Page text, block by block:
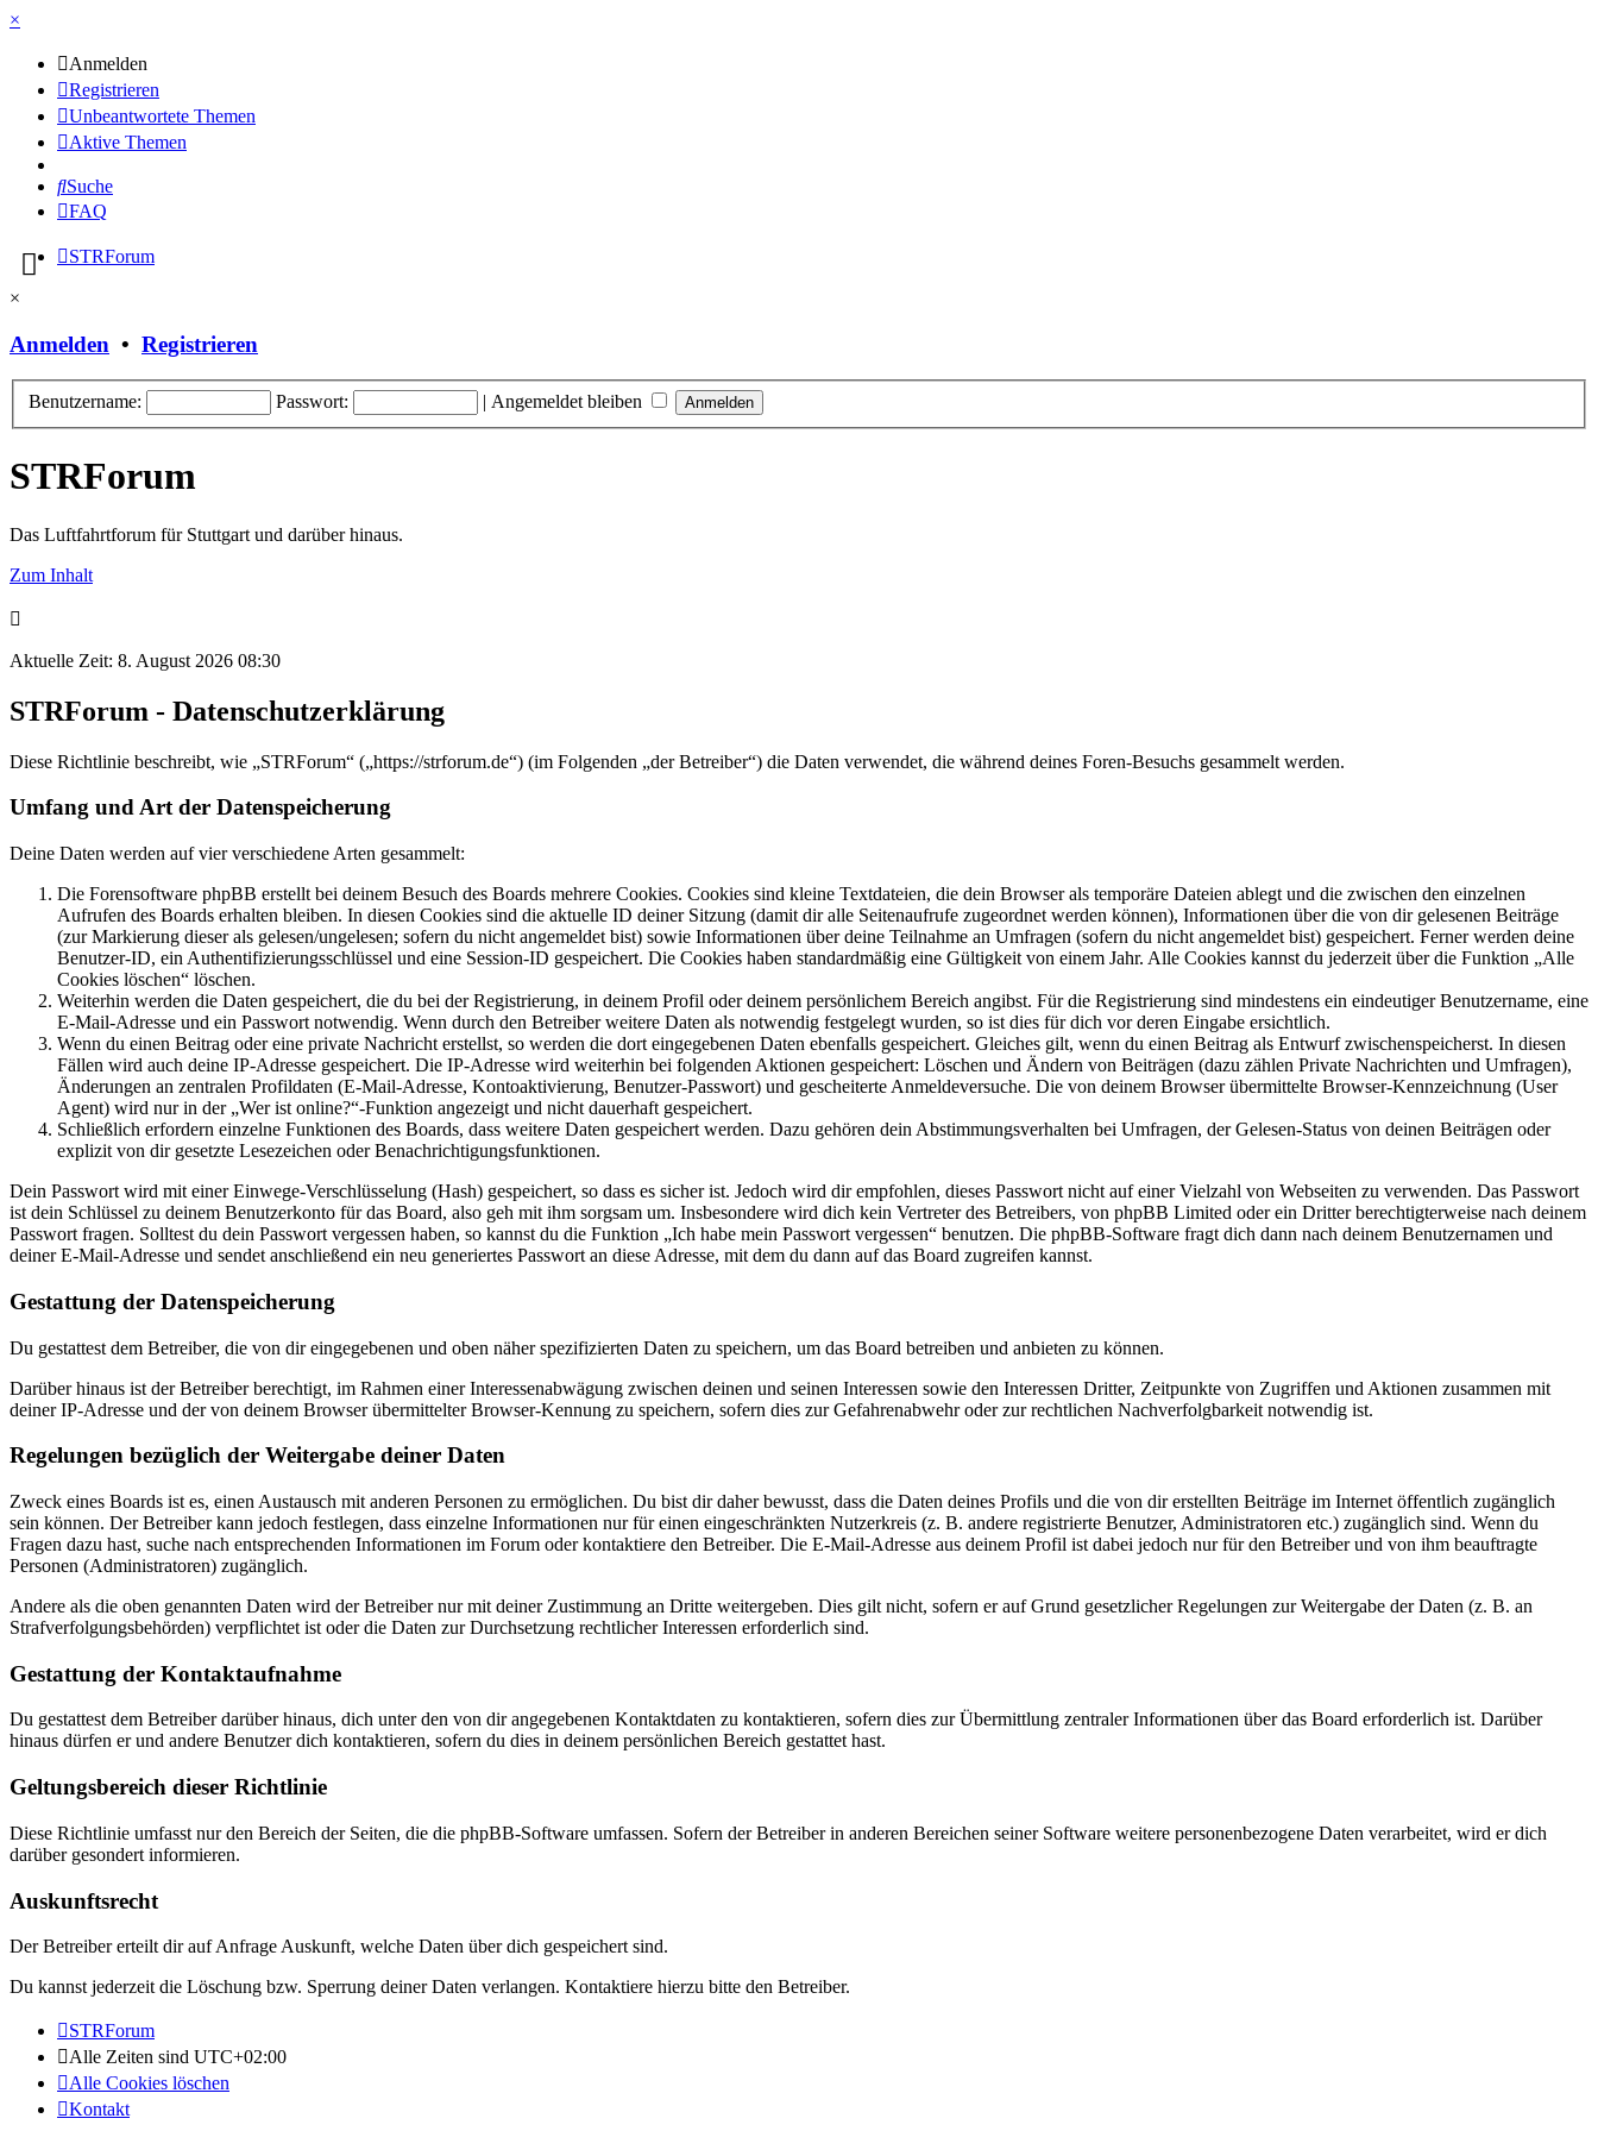
×
Anmelden
Registrieren
Unbeantwortete Themen
Aktive Themen
Suche
FAQ
STRForum
×
Anmelden • Registrieren
Benutzername: Passwort: | Angemeldet bleiben
STRForum
Das Luftfahrtforum für Stuttgart und darüber hinaus.
Zum Inhalt
Aktuelle Zeit: 8. August 2026 08:30
STRForum - Datenschutzerklärung
Diese Richtlinie beschreibt, wie „STRForum“ („https://strforum.de“) (im Folgenden „der Betreiber“) die Daten verwendet, die während deines Foren-Besuchs gesammelt werden.
Umfang und Art der Datenspeicherung
Deine Daten werden auf vier verschiedene Arten gesammelt:
Die Forensoftware phpBB erstellt bei deinem Besuch des Boards mehrere Cookies. Cookies sind kleine Textdateien, die dein Browser als temporäre Dateien ablegt und die zwischen den einzelnen
Aufrufen des Boards erhalten bleiben. In diesen Cookies sind die aktuelle ID deiner Sitzung (damit dir alle Seitenaufrufe zugeordnet werden können), Informationen über die von dir gelesenen Beiträge
(zur Markierung dieser als gelesen/ungelesen; sofern du nicht angemeldet bist) sowie Informationen über deine Teilnahme an Umfragen (sofern du nicht angemeldet bist) gespeichert. Ferner werden deine
Benutzer-ID, ein Authentifizierungsschlüssel und eine Session-ID gespeichert. Die Cookies haben standardmäßig eine Gültigkeit von einem Jahr. Alle Cookies kannst du jederzeit über die Funktion „Alle
Cookies löschen“ löschen.
Weiterhin werden die Daten gespeichert, die du bei der Registrierung, in deinem Profil oder deinem persönlichem Bereich angibst. Für die Registrierung sind mindestens ein eindeutiger Benutzername, eine
E-Mail-Adresse und ein Passwort notwendig. Wenn durch den Betreiber weitere Daten als notwendig festgelegt wurden, so ist dies für dich vor deren Eingabe ersichtlich.
Wenn du einen Beitrag oder eine private Nachricht erstellst, so werden die dort eingegebenen Daten ebenfalls gespeichert. Gleiches gilt, wenn du einen Beitrag als Entwurf zwischenspeicherst. In diesen
Fällen wird auch deine IP-Adresse gespeichert. Die IP-Adresse wird weiterhin bei folgenden Aktionen gespeichert: Löschen und Ändern von Beiträgen (dazu zählen Private Nachrichten und Umfragen),
Änderungen an zentralen Profildaten (E-Mail-Adresse, Kontoaktivierung, Benutzer-Passwort) und gescheiterte Anmeldeversuche. Die von deinem Browser übermittelte Browser-Kennzeichnung (User
Agent) wird nur in der „Wer ist online?“-Funktion angezeigt und nicht dauerhaft gespeichert.
Schließlich erfordern einzelne Funktionen des Boards, dass weitere Daten gespeichert werden. Dazu gehören dein Abstimmungsverhalten bei Umfragen, der Gelesen-Status von deinen Beiträgen oder
explizit von dir gesetzte Lesezeichen oder Benachrichtigungsfunktionen.
Dein Passwort wird mit einer Einwege-Verschlüsselung (Hash) gespeichert, so dass es sicher ist. Jedoch wird dir empfohlen, dieses Passwort nicht auf einer Vielzahl von Webseiten zu verwenden. Das Passwort
ist dein Schlüssel zu deinem Benutzerkonto für das Board, also geh mit ihm sorgsam um. Insbesondere wird dich kein Vertreter des Betreibers, von phpBB Limited oder ein Dritter berechtigterweise nach deinem
Passwort fragen. Solltest du dein Passwort vergessen haben, so kannst du die Funktion „Ich habe mein Passwort vergessen“ benutzen. Die phpBB-Software fragt dich dann nach deinem Benutzernamen und
deiner E-Mail-Adresse und sendet anschließend ein neu generiertes Passwort an diese Adresse, mit dem du dann auf das Board zugreifen kannst.
Gestattung der Datenspeicherung
Du gestattest dem Betreiber, die von dir eingegebenen und oben näher spezifizierten Daten zu speichern, um das Board betreiben und anbieten zu können.
Darüber hinaus ist der Betreiber berechtigt, im Rahmen einer Interessenabwägung zwischen deinen und seinen Interessen sowie den Interessen Dritter, Zeitpunkte von Zugriffen und Aktionen zusammen mit
deiner IP-Adresse und der von deinem Browser übermittelter Browser-Kennung zu speichern, sofern dies zur Gefahrenabwehr oder zur rechtlichen Nachverfolgbarkeit notwendig ist.
Regelungen bezüglich der Weitergabe deiner Daten
Zweck eines Boards ist es, einen Austausch mit anderen Personen zu ermöglichen. Du bist dir daher bewusst, dass die Daten deines Profils und die von dir erstellten Beiträge im Internet öffentlich zugänglich
sein können. Der Betreiber kann jedoch festlegen, dass einzelne Informationen nur für einen eingeschränkten Nutzerkreis (z. B. andere registrierte Benutzer, Administratoren etc.) zugänglich sind. Wenn du
Fragen dazu hast, suche nach entsprechenden Informationen im Forum oder kontaktiere den Betreiber. Die E-Mail-Adresse aus deinem Profil ist dabei jedoch nur für den Betreiber und von ihm beauftragte
Personen (Administratoren) zugänglich.
Andere als die oben genannten Daten wird der Betreiber nur mit deiner Zustimmung an Dritte weitergeben. Dies gilt nicht, sofern er auf Grund gesetzlicher Regelungen zur Weitergabe der Daten (z. B. an
Strafverfolgungsbehörden) verpflichtet ist oder die Daten zur Durchsetzung rechtlicher Interessen erforderlich sind.
Gestattung der Kontaktaufnahme
Du gestattest dem Betreiber darüber hinaus, dich unter den von dir angegebenen Kontaktdaten zu kontaktieren, sofern dies zur Übermittlung zentraler Informationen über das Board erforderlich ist. Darüber
hinaus dürfen er und andere Benutzer dich kontaktieren, sofern du dies in deinem persönlichen Bereich gestattet hast.
Geltungsbereich dieser Richtlinie
Diese Richtlinie umfasst nur den Bereich der Seiten, die die phpBB-Software umfassen. Sofern der Betreiber in anderen Bereichen seiner Software weitere personenbezogene Daten verarbeitet, wird er dich
darüber gesondert informieren.
Auskunftsrecht
Der Betreiber erteilt dir auf Anfrage Auskunft, welche Daten über dich gespeichert sind.
Du kannst jederzeit die Löschung bzw. Sperrung deiner Daten verlangen. Kontaktiere hierzu bitte den Betreiber.
STRForum
Alle Zeiten sind UTC+02:00
Alle Cookies löschen
Kontakt